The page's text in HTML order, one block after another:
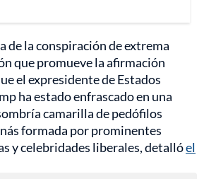
de la conspiración de extrema
que promueve la afirmación
el expresidente de Estados
ha estado enfrascado en una
camarilla de pedófilos
formada por prominentes
y celebridades liberales, detallóel